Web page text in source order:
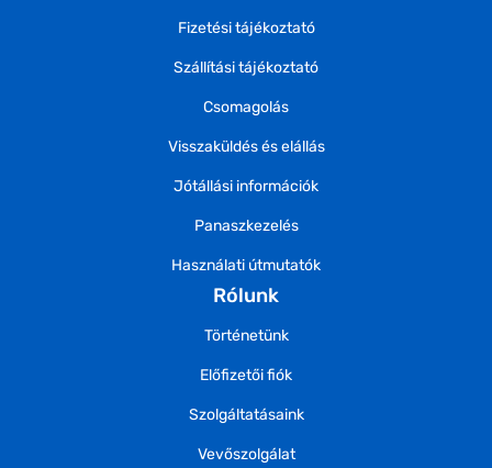
Fizetési tájékoztató
Szállítási tájékoztató
Csomagolás
Visszaküldés és elállás
Jótállási információk
Panaszkezelés
Használati útmutatók
Rólunk
Történetünk
Előfizetői fiók
Szolgáltatásaink
Vevőszolgálat